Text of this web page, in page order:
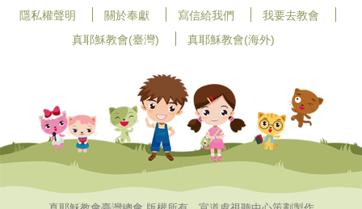
隱私權聲明
關於奉獻 寫信給我們
我要去教會
真耶穌教會(臺灣)
真耶穌教會(海外)